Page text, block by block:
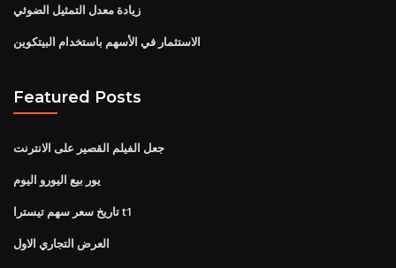
زيادة معدل التمثيل الضوئي
الاستثمار في الأسهم باستخدام البيتكوين
Featured Posts
جعل الفيلم القصير على الانترنت
يور بيع اليورو اليوم
تاريخ سعر سهم تيسترا t1
العرض التجاري الاول